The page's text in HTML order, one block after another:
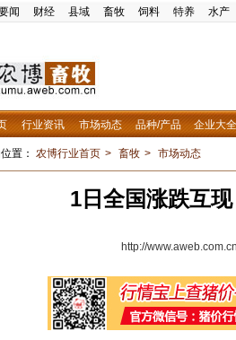
闻 财经 县域 畜牧 饲料 特养 水产
行业资讯 市场动态 品种/产品 企业大全
置： 农博行业首页 > 畜牧 > 市场动态
1日全国涨跌互
http://www.aweb.com.cn